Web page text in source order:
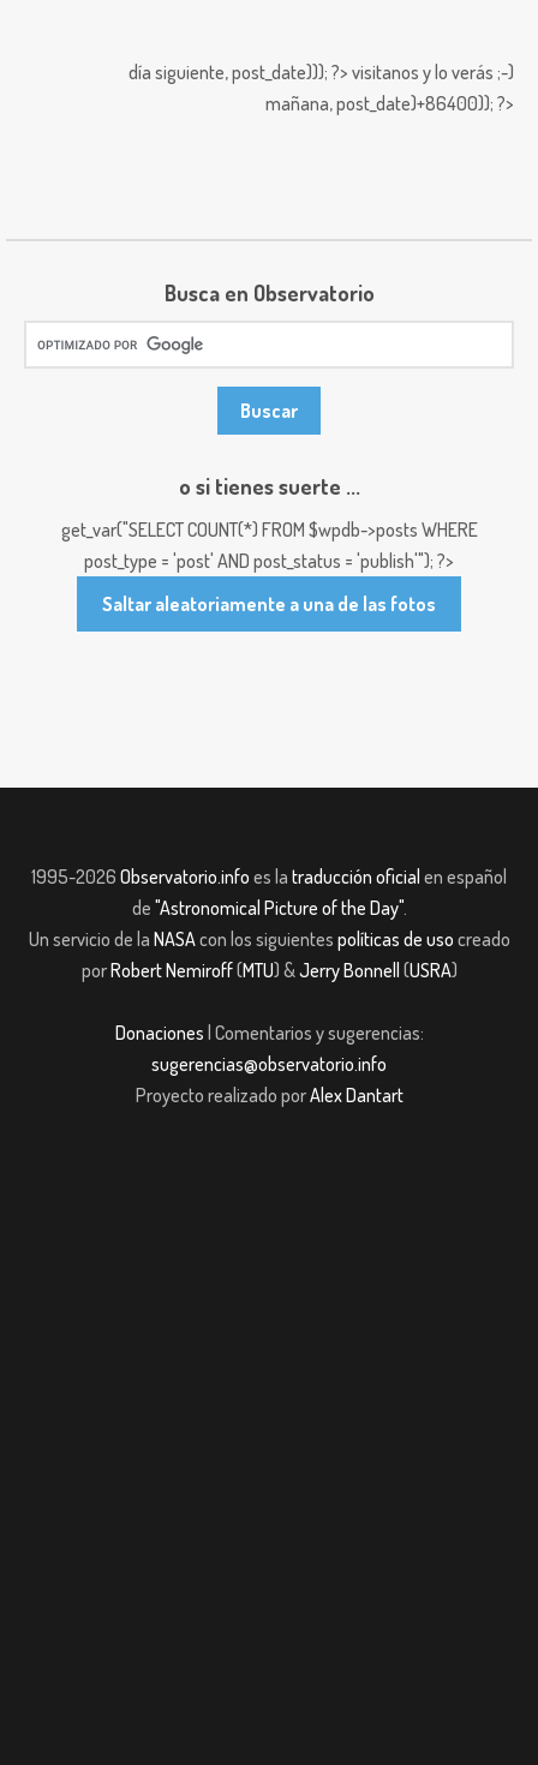
día siguiente,post_date))); ?> visitanos y lo verás ;-)
mañana,post_date)+86400)); ?>
Busca en Observatorio
o si tienes suerte ...
get_var("SELECT COUNT(*) FROM $wpdb->posts WHERE
post_type = 'post' AND post_status = 'publish'"); ?>
Saltar aleatoriamente a una de las fotos
1995-2026 Observatorio.info es la traducción oficial en español
de "Astronomical Picture of the Day".
Un servicio de la NASAcon los siguientes políticas de uso creado
porRobert Nemiroff(MTU) &Jerry Bonnell (USRA)
Donaciones | Comentarios y sugerencias:
sugerencias@observatorio.info
Proyecto realizado porAlex Dantart